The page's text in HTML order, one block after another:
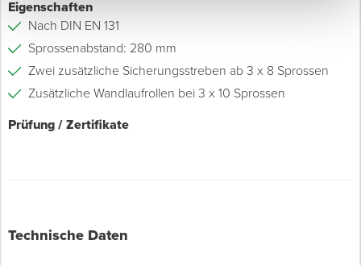
Eigenschaften
Nach DIN EN 131
Sprossenabstand: 280 mm
Zwei zusätzliche Sicherungsstreben ab 3 x 8 Sprossen
Zusätzliche Wandlaufrollen bei 3 x 10 Sprossen
Prüfung / Zertifikate
Technische Daten